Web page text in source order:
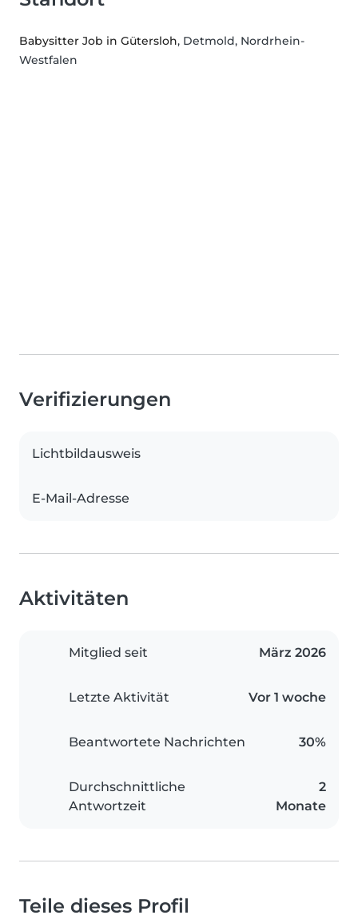
Babysitter Job in Gütersloh, Detmold, Nordrhein-
Westfalen
Verifizierungen
Lichtbildausweis
E-Mail-Adresse
Aktivitäten
Mitglied seit März 2026
Letzte Aktivität Vor 1 woche
Beantwortete Nachrichten 30%
Durchschnittliche
Antwortzeit
2
Monate
Teile dieses Profil